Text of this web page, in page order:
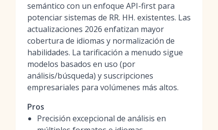
semántico con un enfoque API-first para
potenciar sistemas de RR. HH. existentes. Las
actualizaciones 2026 enfatizan mayor
cobertura de idiomas y normalización de
habilidades. La tarificación a menudo sigue
modelos basados en uso (por
análisis/búsqueda) y suscripciones
empresariales para volúmenes más altos.
Pros
Precisión excepcional de análisis en